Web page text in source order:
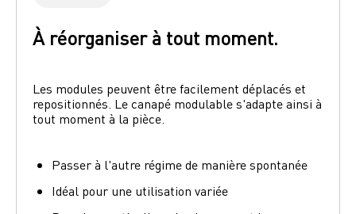
À réorganiser à tout moment.
Les modules peuvent être facilement déplacés et
repositionnés. Le canapé modulable s'adapte ainsi à
tout moment à la pièce.
Passer à l'autre régime de manière spontanée
Idéal pour une utilisation variée